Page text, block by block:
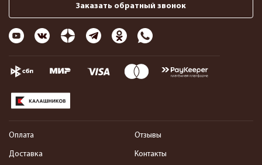
Заказать обратный звонок
Оплата
Доставка
Отзывы
Контакты